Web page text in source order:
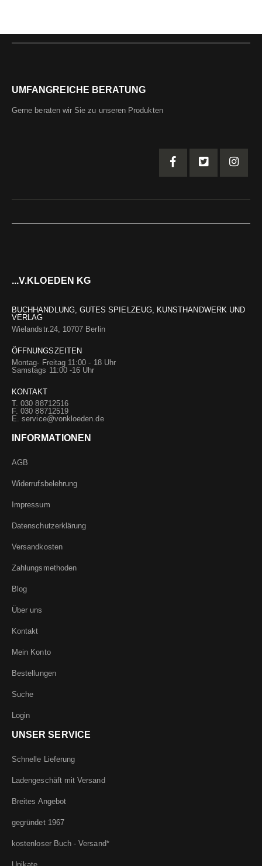
UMFANGREICHE BERATUNG
Gerne beraten wir Sie zu unseren Produkten
...V.KLOEDEN KG
BUCHHANDLUNG, GUTES SPIELZEUG, KUNSTHANDWERK UND
VERLAG
Wielandstr.24, 10707 Berlin
ÖFFNUNGSZEITEN
Montag- Freitag 11:00 - 18 Uhr
Samstags 11:00 -16 Uhr
KONTAKT
T. 030 88712516
F. 030 88712519
E.service@vonkloeden.de
INFORMATIONEN
AGB
Widerrufsbelehrung
Impressum
Datenschutzerklärung
Versandkosten
Zahlungsmethoden
Blog
Über uns
Kontakt
Mein Konto
Bestellungen
Suche
Login
UNSER SERVICE
Schnelle Lieferung
Ladengeschäft mit Versand
Breites Angebot
gegründet 1967
kostenloser Buch - Versand*